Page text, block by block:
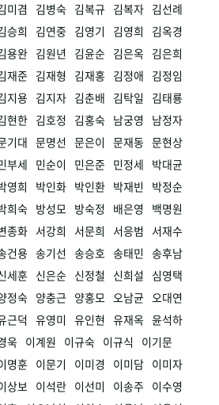
미겸 김병숙 김복규 김복자 김선례
승희 김연중 김영기 김영희
김옥경
용완 김원년 김윤순 김은옥 김은희
재준 김재형 김재홍 김정애 김정임
지용 김지자 김춘배 김탁일
김태룡
현한 김호정 김홍숙 남궁영
남정자
기대 문명선 문은이 문재동 문현상
부세 민순이 민은준 민정세 박대균
영희 박인화 박인환 박재빈
박정순
희숙 방성모 방숙정 배은영
백명원
종화 서강희 서문희 서응범
서재수
건용 송기선 송승호 송태민 송후남
세훈 신은순 신정철 신희설
심영택
정숙 양충근 양홍모 오남균 오대연
근덕 유영미 유인현 유재옥 윤석하
욱 이계원 이규숙 이규식
이기문
명훈 이문기 이미경 이미담 이미자
상보 이석란 이선미 이송주 이수영